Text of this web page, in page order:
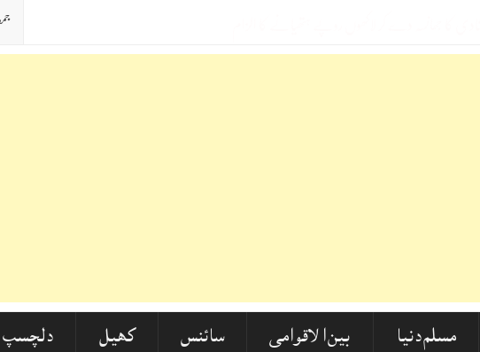
مسلم دنیا بین الاقوامی سائنس کھیل دلچسپ